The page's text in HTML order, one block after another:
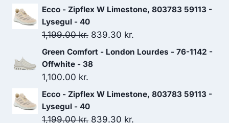
oprindelige
pris
var:
899.00 kr..
aktuelle
er:
629.30 kr..
Ecco - Zipflex W Limestone, 803783 59113 -
Lysegul - 40
1,199.00kr. Den
oprindelige
pris
1,199.00 kr..
839.30 kr.
aktuelle
839.30 kr..
Green Comfort - London Lourdes - 76-1142 -
Offwhite - 38
1,100.00 kr.
Ecco - Zipflex W Limestone, 803783 59113 -
Lysegul - 40
1,199.00kr. Den
839.30 kr.